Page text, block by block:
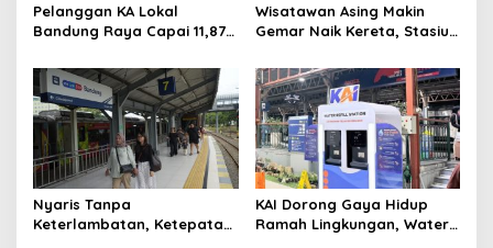
Pelanggan KA Lokal
Bandung Raya Capai 11,87
Pengembangan
Infrastruktur Berbasis
Kebutuhan
Wisatawan Asing Makin
Gemar Naik Kereta, Stasiun
Utama di Jawa Barat
Nyaris Tanpa
Keterlambatan, Ketepatan
KAI Dorong Gaya Hidup
Ramah Lingkungan, Water